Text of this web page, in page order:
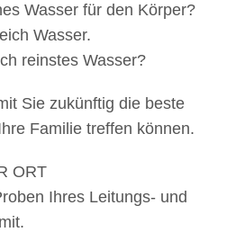
Wasser für den Körper?
Wasser.
reinstes Wasser?
Sie zukünftig die beste
Familie treffen können.
ORT
Ihres Leitungs- und